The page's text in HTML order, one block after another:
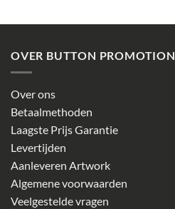
OVER BUTTON PROMOTION
Over ons
Betaalmethoden
Laagste Prijs Garantie
Levertijden
Aanleveren Artwork
Algemene voorwaarden
Veelgestelde vragen